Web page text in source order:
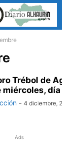
Trébol de
miércoles, día
- 4 diciembre,
Ads